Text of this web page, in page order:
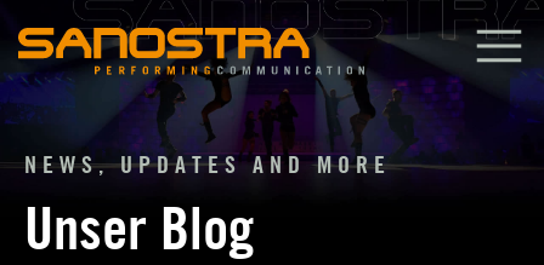
Inhalt
springen
NEWS, UPDATES AND MORE
Unser Blog